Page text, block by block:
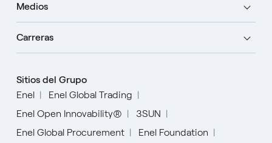
Medios
Carreras
Sitios del Grupo
Enel
Enel Global Trading
Enel Open Innovability®
3SUN
Enel Global Procurement
Enel Foundation